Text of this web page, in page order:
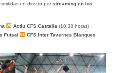
en directo porstreaming en los
Actiu CFS Castalla (10:30 horas)
Futsal
CFS Inter Tavernes Blanques